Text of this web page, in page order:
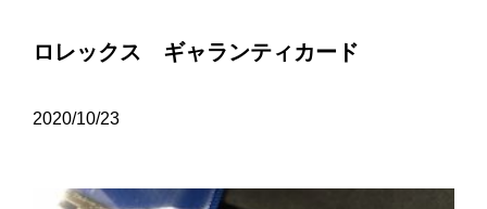
ロレックス ギャランティカード
2020/10/23